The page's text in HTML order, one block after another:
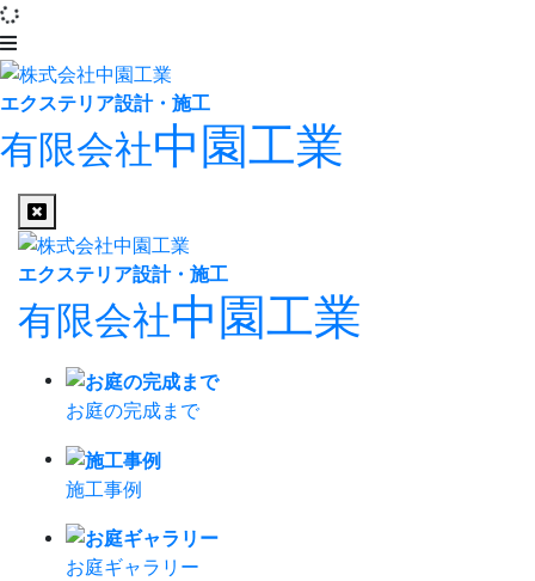
エクステリア設計・施工
有限会社中園工業
エクステリア設計・施工
有限会社中園工業
お庭の完成まで
施工事例
お庭ギャラリー